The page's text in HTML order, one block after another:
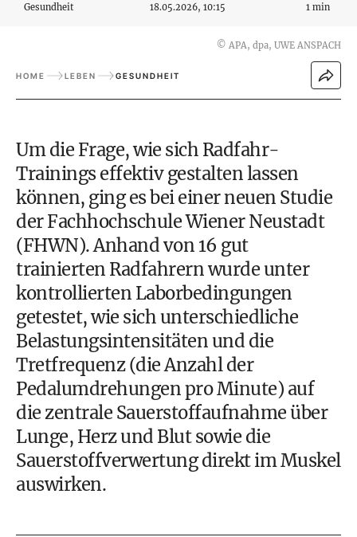
Gesundheit 18.05.2026, 10:15 1 min
© APA, dpa, UWE ANSPACH
HOME LEBEN GESUNDHEIT
Um die Frage, wie sich Radfahr-
Trainings effektiv gestalten lassen
können, ging es bei einer neuen Studie
der Fachhochschule Wiener Neustadt
(FHWN). Anhand von 16 gut
trainierten Radfahrern wurde unter
kontrollierten Laborbedingungen
getestet, wie sich unterschiedliche
Belastungsintensitäten und die
Tretfrequenz (die Anzahl der
Pedalumdrehungen pro Minute) auf
die zentrale Sauerstoffaufnahme über
Lunge, Herz und Blut sowie die
Sauerstoffverwertung direkt im Muskel
auswirken.